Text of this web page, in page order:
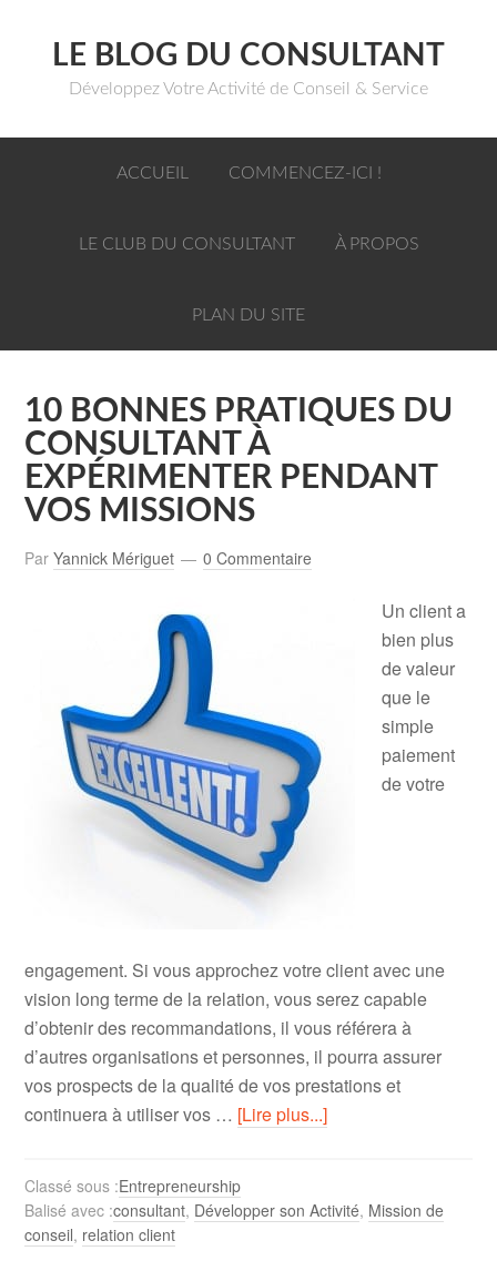
LE BLOG DU CONSULTANT
Développez Votre Activité de Conseil & Service
ACCUEIL COMMENCEZ-ICI !
LE CLUB DU CONSULTANT À PROPOS
PLAN DU SITE
10 BONNES PRATIQUES DU
CONSULTANT À
EXPÉRIMENTER PENDANT
VOS MISSIONS
ParYannick Mériguet 0 Commentaire
Un client a
bien plus
de valeur
que le
simple
paiement
de votre
engagement. Si vous approchez votre client avec une
vision long terme de la relation, vous serez capable
d’obtenir des recommandations, il vous référera à
d’autres organisations et personnes, il pourra assurer
vos prospects de la qualité de vos prestations et
continuera à utiliser vos … [Lire plus...]
Classé sous :Entrepreneurship
Balisé avec :consultant, Développer son Activité, Mission de
conseil, relation client